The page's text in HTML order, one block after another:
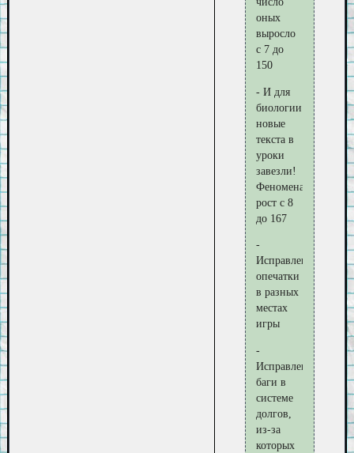
оных
выросло
с 7 до
150
- И для
биологии
новые
текста в
уроки
завезли!
Феноменальный
рост с 8
до 167
-
Исправлены
опечатки
в разных
местах
игры
-
Исправлены
баги в
системе
долгов,
из-за
которых